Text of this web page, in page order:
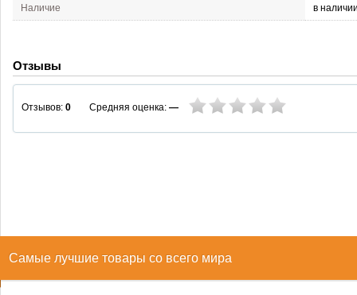
Наличие в
Отзывы
Отзывов: 0 Средняя оценка: —
Самые лучшие товары со всего мира